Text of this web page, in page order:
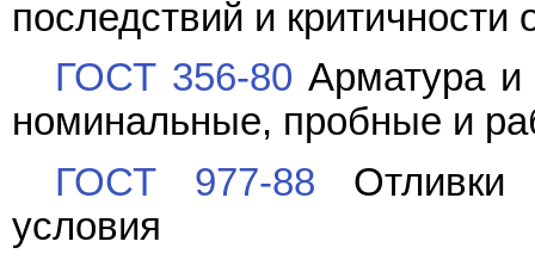
последствий и
ГОСТ 356-80 Арматура и
номинальные, пробные и
ГОСТ 977-88 Отливки
условия